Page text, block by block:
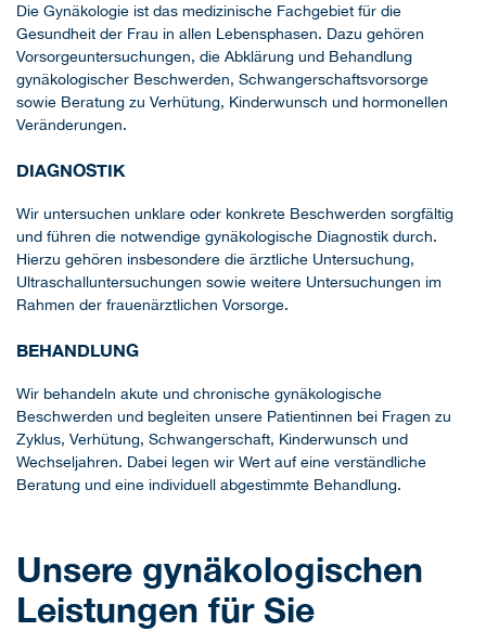
Die Gynäkologie ist das medizinische Fachgebiet für die
Gesundheit der Frau in allen Lebensphasen. Dazu gehören
Vorsorgeuntersuchungen, die Abklärung und Behandlung
gynäkologischer Beschwerden, Schwangerschaftsvorsorge
sowie Beratung zu Verhütung, Kinderwunsch und hormonellen
Veränderungen.
DIAGNOSTIK
Wir untersuchen unklare oder konkrete Beschwerden sorgfältig
und führen die notwendige gynäkologische Diagnostik durch.
Hierzu gehören insbesondere die ärztliche Untersuchung,
Ultraschalluntersuchungen sowie weitere Untersuchungen im
Rahmen der frauenärztlichen Vorsorge.
BEHANDLUNG
Wir behandeln akute und chronische gynäkologische
Beschwerden und begleiten unsere Patientinnen bei Fragen zu
Zyklus, Verhütung, Schwangerschaft, Kinderwunsch und
Wechseljahren. Dabei legen wir Wert auf eine verständliche
Beratung und eine individuell abgestimmte Behandlung.
Unsere gynäkologischen
Leistungen für Sie